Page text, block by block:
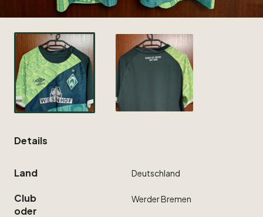
Details
Land Deutschland
Club
oder
WerderBremen